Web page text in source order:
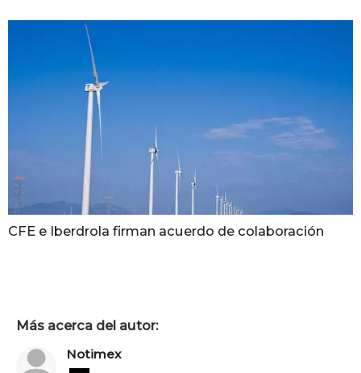
CFE e Iberdrola firman acuerdo de colaboración
Más acerca del autor:
Notimex